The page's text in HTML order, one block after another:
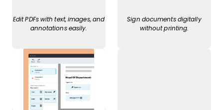
Edit PDFs with text, images, and
annotations easily.
Sign documents digitally
without printing.